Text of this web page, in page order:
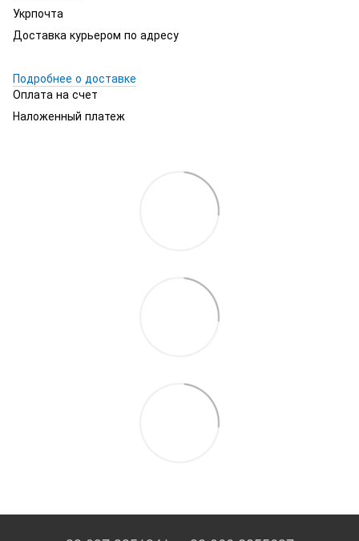
Укрпочта
Доставка курьером по адресу
Подробнее о доставке
Оплата на счет
Наложенный платеж